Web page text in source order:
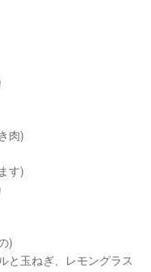
肉)
す)
)
と玉ねぎ、レモングラス